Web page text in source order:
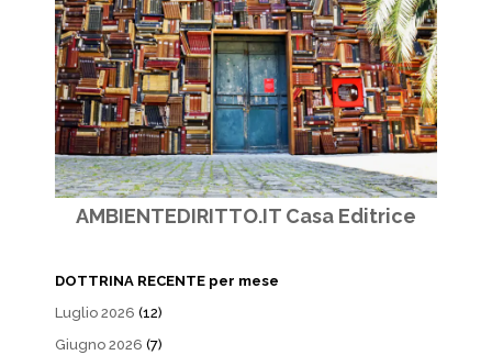
AMBIENTEDIRITTO.IT Casa Editrice
DOTTRINA RECENTE per mese
Luglio 2026 (12)
Giugno 2026 (7)